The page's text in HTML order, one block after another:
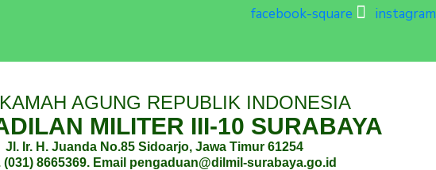
facebook-square instagram
AGUNG REPUBLIK INDONESIA
MILITER III-10 SURABAYA
Jl. Ir. H. Juanda No.85 Sidoarjo, Jawa Timur 61254
(031) 8665369. Email pengaduan@dilmil-surabaya.go.id